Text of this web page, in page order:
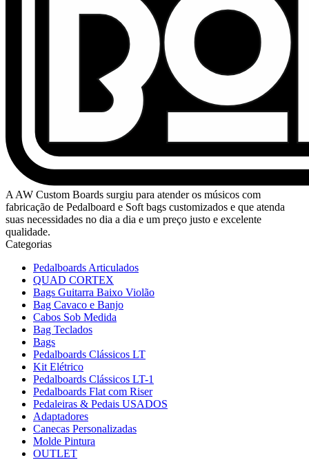
A AW Custom Boards surgiu para atender os músicos com
fabricação de Pedalboard e Soft bags customizados e que atenda
suas necessidades no dia a dia e um preço justo e excelente
qualidade.
Categorias
Pedalboards Articulados
QUAD CORTEX
Bags Guitarra Baixo Violão
Bag Cavaco e Banjo
Cabos Sob Medida
Bag Teclados
Bags
Pedalboards Clássicos LT
Kit Elétrico
Pedalboards Clássicos LT-1
Pedalboards Flat com Riser
Pedaleiras & Pedais USADOS
Adaptadores
Canecas Personalizadas
Molde Pintura
OUTLET